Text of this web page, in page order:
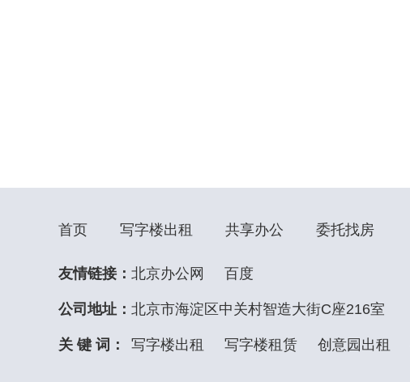
首页 写字楼出租 共享办公 委托找房
友情链接： 北京办公网 百度
公司地址： 北京市海淀区中关村智造大街C座216室
关 键 词： 写字楼出租 写字楼租赁 创意园出租